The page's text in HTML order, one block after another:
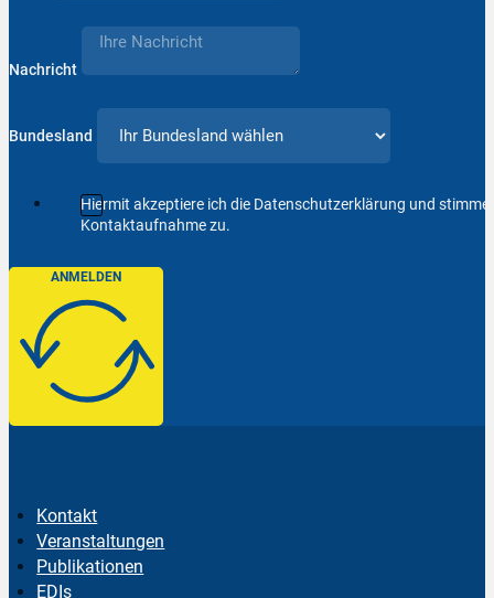
Nachricht
Bundesland
Hiermit akzeptiere ich die Datenschutzerklärung und
Kontaktaufnahme zu.
ANMELDEN
Kontakt
Veranstaltungen
Publikationen
EDIs